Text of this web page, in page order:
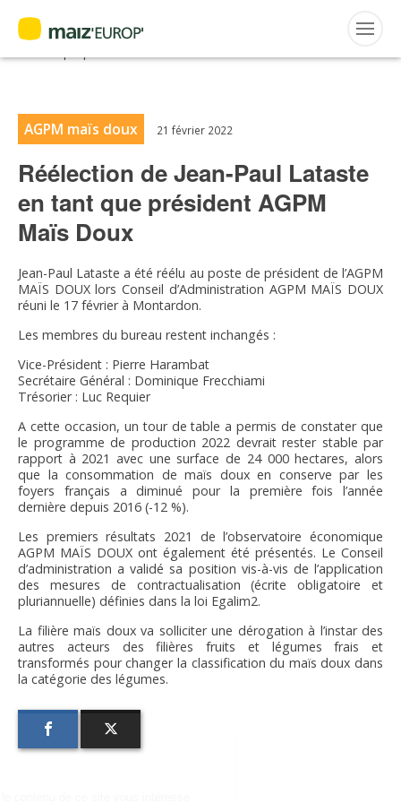
MAIZ’EUROP’
AGPM
CERTIFICATION CE2+
AGPM MAÏS DOUX
AGPM MAÏS SEMENCE
CEPM
IRRIGANTS DE FRANCE
GERM-SERVICES
EMPLOI
ACTUALITÉS
Accueil >Maiz'Europ'>
Réélection de Jean-Paul Lataste
AGPM maïs doux 21 février 2022
Réélection de Jean-Paul Lataste
en tant que président AGPM
Maïs Doux
Jean-Paul Lataste a été réélu au poste de président de l’AGPM
MAÏS DOUX lors Conseil d’Administration AGPM MAÏS DOUX
réuni le 17 février à Montardon.
Les membres du bureau restent inchangés :
Vice-Président : Pierre Harambat
Secrétaire Général : Dominique Frecchiami
Trésorier : Luc Requier
A cette occasion, un tour de table a permis de constater que
le programme de production 2022 devrait rester stable par
rapport à 2021 avec une surface de 24 000 hectares, alors
que la consommation de maïs doux en conserve par les
foyers français a diminué pour la première fois l’année
dernière depuis 2016 (-12 %).
Les premiers résultats 2021 de l’observatoire économique
AGPM MAÏS DOUX ont également été présentés. Le Conseil
d’administration a validé sa position vis-à-vis de l’application
des mesures de contractualisation (écrite obligatoire et
pluriannuelle) définies dans la loi Egalim2.
La filière maïs doux va solliciter une dérogation à l’instar des
autres acteurs des filières fruits et légumes frais et
transformés pour changer la classification du maïs doux dans
la catégorie des légumes.